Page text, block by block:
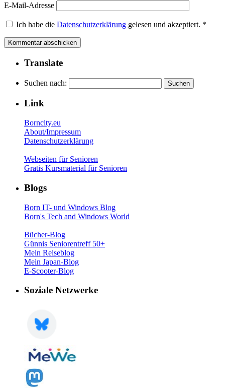
E-Mail-Adresse
Ich habe die Datenschutzerklärung gelesen und akzeptiert. *
Translate
Suchen nach:
Link
Borncity.eu
About/Impressum
Datenschutzerklärung
Webseiten für Senioren
Gratis Kursmaterial für Senioren
Blogs
Born IT- und Windows Blog
Born's Tech and Windows World
Bücher-Blog
Günnis Seniorentreff 50+
Mein Reiseblog
Mein Japan-Blog
E-Scooter-Blog
Soziale Netzwerke